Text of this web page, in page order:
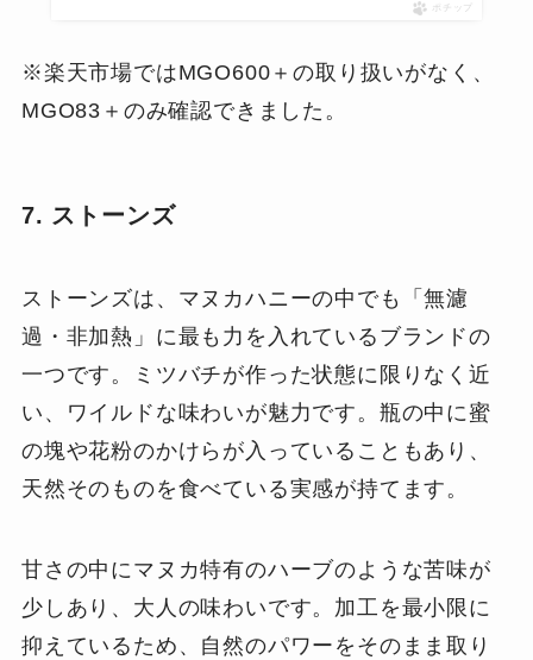
ポチップ
※楽天市場ではMGO600＋の取り扱いがなく、
MGO83＋のみ確認できました。
7. ストーンズ
ストーンズは、マヌカハニーの中でも「無濾
過・非加熱」に最も力を入れているブランドの
一つです。ミツバチが作った状態に限りなく近
い、ワイルドな味わいが魅力です。瓶の中に蜜
の塊や花粉のかけらが入っていることもあり、
天然そのものを食べている実感が持てます。
甘さの中にマヌカ特有のハーブのような苦味が
少しあり、大人の味わいです。加工を最小限に
抑えているため、自然のパワーをそのまま取り